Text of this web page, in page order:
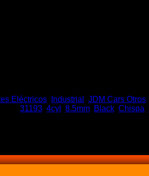
Eléctricos Industrial JDM Cars Otros
31193 4cyl 8.5mm Black Chispa